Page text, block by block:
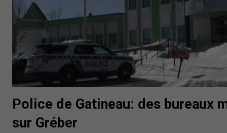
Police de Gatineau: des bureaux
sur Gréber